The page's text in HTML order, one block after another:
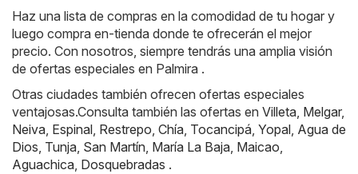
Haz una lista de compras en la comodidad de tu hogar y
luego compra en-tienda donde te ofrecerán el mejor
precio. Con nosotros, siempre tendrás una amplia visión
de ofertas especiales en Palmira .
Otras ciudades también ofrecen ofertas especiales
ventajosas.Consulta también las ofertas en Villeta, Melgar,
Neiva, Espinal, Restrepo, Chía, Tocancipá, Yopal, Agua de
Dios, Tunja, San Martín, María La Baja, Maicao,
Aguachica, Dosquebradas .